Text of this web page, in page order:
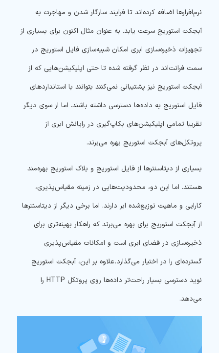
نرم‌افزارها اضافه کرده‌اند تا فرایند سازگار شدن و مهاجرت به
آبجکت استوریج سرعت یابد. به عنوان مثال اکنون برای بسیاری از
تجهیزات ذخیره‌سازی ابری امکان شبیه‌سازی فایل استوریج در
سمت فرانت‌اند در نظر گرفته شده تا حتی اپلیکیشن‌هایی که از
آبجکت استوریج نیز پشتیبانی نمی‌کنند بتوانند با استانداردهای
فایل استوریج به داده‌ها دسترسی داشته باشند. اما از سوی دیگر
تقریبا تمامی اپلیکیشن‌های بکاپ‌گیری در رایانش ابری از
پروتکل‌های آبجکت استوریج بهره می‌برند.
بسیاری از دیتاسنترها از فایل استوریج و بلاک استوریج بهره‌مند
هستند. اما این دو، محدودیت‌هایی در زمینه مقیاس‌پذیری،
کارایی و ماهیت توزیع‌شده ابر دارند. اما برخی دیگر از دیتاسنترها
از آبجکت استوریج برای بهره می‌برند که راهکار بهینه‌تری برای
ذخیره‌سازی در فضای ابری است و امکانات مقیاس‌پذیری
گسترده‌ای را در اختیار می‌گذارد. علاوه بر این، آبجکت استوریج
نوید دسترسی بسیار راحت‌تر داده‌ها روی پروتکل HTTP را
می‌دهد.